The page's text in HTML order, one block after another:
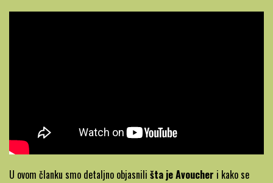
U ovom članku smo detaljno objasnili šta je Avoucher i kako se